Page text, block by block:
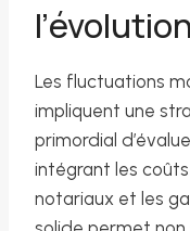
Les fluctuations
impliquent une
primordial
intégrant les
notariaux et les